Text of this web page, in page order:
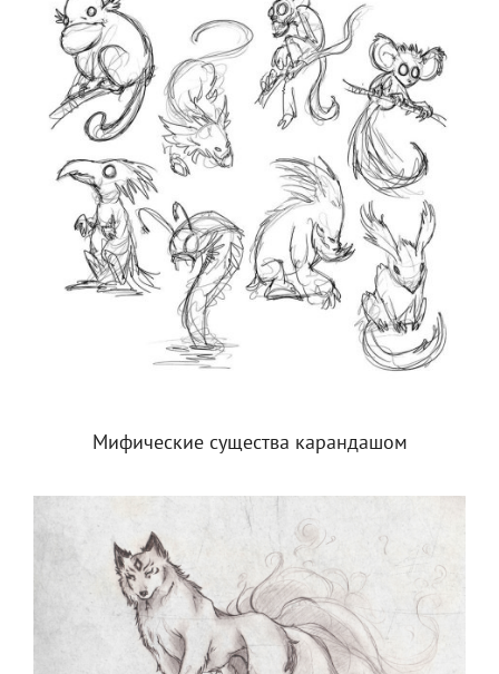
Мифические существа карандашом